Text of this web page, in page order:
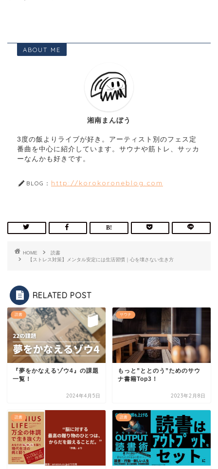
ABOUT ME
湘南まんぼう
3度の飯よりライブが好き。アーティスト別のフェス定
番曲を中心に紹介しています。サウナや筋トレ、サッカ
ーなんかも好きです。
BLOG： http://korokoroneblog.com
HOME
読書
【ストレス対策】メンタル安定には生活習慣｜心を壊さない生き方
RELATED POST
読書
『夢をかなえるゾウ4』の課題
一覧！
2024年4月5日
サウナ
もっと”ととのう”ためのサウ
ナ書籍Top3！
2023年2月8日
読書 読書